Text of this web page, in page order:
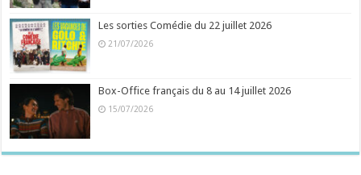
Les sorties Comédie du 22 juillet 2026
21/07/2026
Box-Office français du 8 au 14 juillet 2026
15/07/2026